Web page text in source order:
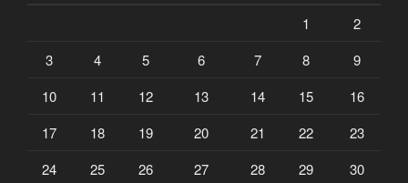
1
2
3
4 5 6 7 8
9
10
11 12 13 14 15
16
17
18 19 20 21 22
23
24
25 26 27 28 29 30